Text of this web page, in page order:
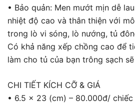
• Bảo quản: Men mướt mịn dễ
nhiệt độ cao và thân thiện với
trong lò vi sóng, lò nướng, tủ
Có khả năng xếp chồng cao để
làm cho tủ của bạn trông sạch
CHI TIẾT KÍCH CỠ & GIÁ
• 6.5 x 23 (cm) – 80.000đ/ chiếc